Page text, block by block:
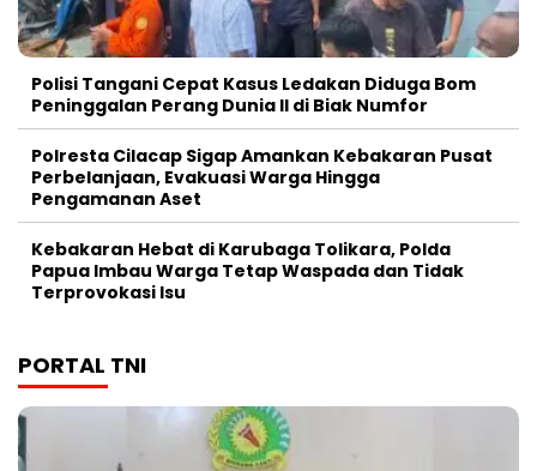
Polisi Tangani Cepat Kasus Ledakan Diduga Bom
Peninggalan Perang Dunia II di Biak Numfor
Polresta Cilacap Sigap Amankan Kebakaran Pusat
Perbelanjaan, Evakuasi Warga Hingga
Pengamanan Aset
Kebakaran Hebat di Karubaga Tolikara, Polda
Papua Imbau Warga Tetap Waspada dan Tidak
Terprovokasi Isu
PORTAL TNI